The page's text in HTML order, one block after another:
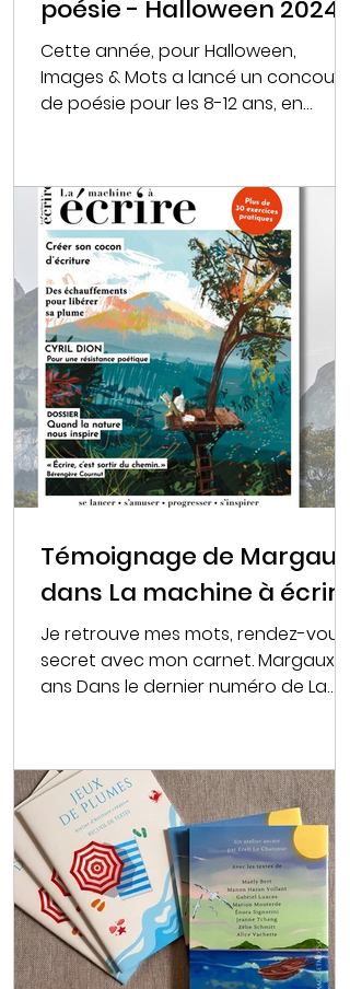
poésie - Halloween 2024
Cette année, pour Halloween,
Images & Mots a lancé un concours
de poésie pour les 8-12 ans, en
édition, le thème "La Pleine Lune" a
inspiré de nombreuses plumes sur les
routes du fantastique et de
l'épouvante ! Voici les textes de nos
lauréats ! Encore merci à tous et
toutes pour votre participation, et
félicitations aux trois gagnantes !
Témoignage de Margaux
dans La machine à écrire
Je retrouve mes mots, rendez-vous
secret avec mon carnet. Margaux, 17
ans Dans le dernier numéro de La